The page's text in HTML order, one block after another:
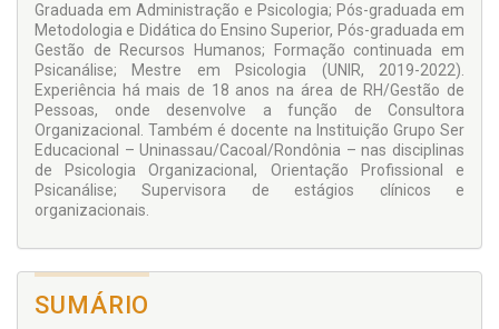
Mais do que um relato técnico, a leitura deste livro é um
convite à reflexão sobre as transformações no mundo do
trabalho, sobre a centralidade que o trabalho ocupa em
relação à vida e sobre a busca pelo equilíbrio entre o lucro e a
saúde mental.
Trata-se de leitura essencial e recomendada para CEOs,
profissionais de recursos humanos, psicólogos
organizacionais e gestores que atuam na liderança e na
compreensão dos impactos humanos e organizacionais em
tempos de crises.
Apresentação de:Fernando de Oliveira Vieira
Administrador, Especialista em Pedagogia Empresarial, Mestre e
Doutor em Educação e possui Pós-doutorado no Laboratório de
Psicodinâmica e Clínica do Trabalho. Professor titular do
Graduada em Administração e Psicologia; Pós-graduada em
Metodologia e Didática do Ensino Superior, Pós-graduada em
Gestão de Recursos Humanos; Formação continuada em
Psicanálise; Mestre em Psicologia (UNIR, 2019-2022).
Experiência há mais de 18 anos na área de RH/Gestão de
Pessoas, onde desenvolve a função de Consultora
Organizacional. Também é docente na Instituição Grupo Ser
Educacional – Uninassau/Cacoal/Rondônia – nas disciplinas
de Psicologia Organizacional, Orientação Profissional e
Psicanálise; Supervisora de estágios clínicos e
organizacionais.
SUMÁRIO